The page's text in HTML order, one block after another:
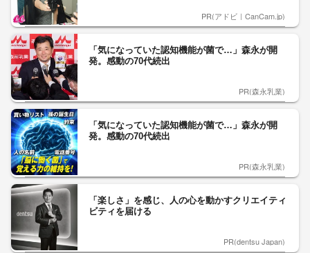
PR(アドビ｜CanCam.jp)
「気になっていた認知機能が菌で…」森永が開
発。感動の70代続出
PR(森永乳業)
「気になっていた認知機能が菌で…」森永が開
発。感動の70代続出
PR(森永乳業)
「楽しさ」を感じ、人の心を動かすクリエイティ
ビティを届ける
PR(dentsu Japan)